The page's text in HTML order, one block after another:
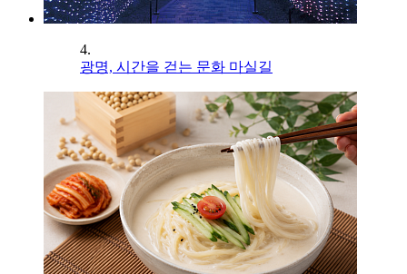
4.
광명, 시간을 걷는 문화 마실길